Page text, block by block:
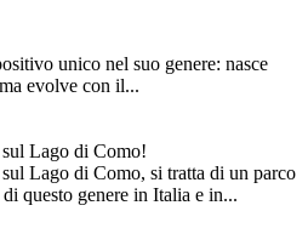
unico nel suo genere: nasce
evolve con il...
Lago di Como!
Lago di Como, si tratta di un parco
questo genere in Italia e in...